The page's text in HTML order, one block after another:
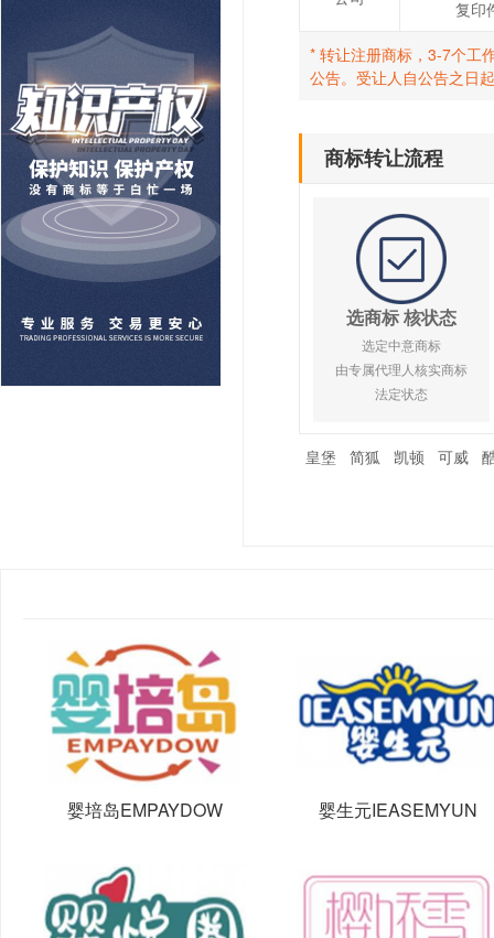
复印
* 转让注册商标，3-7个工
公告。受让人自公告之日
商标转让流程
选商标 核状态
选定中意商标
由专属代理人核实商标
法定状态
皇堡 简狐 凯顿 可威
婴培岛EMPAYDOW 婴生元IEASEMYUN